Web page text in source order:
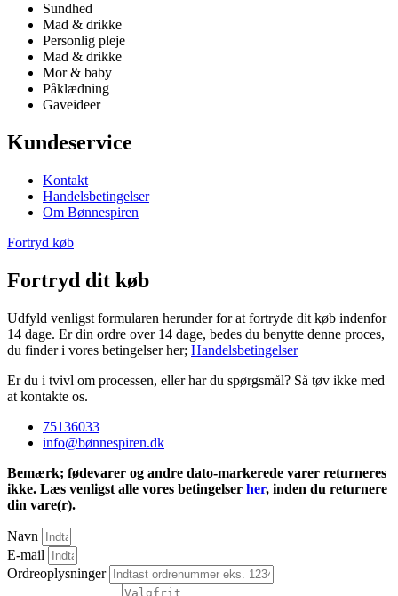
Sundhed
Mad & drikke
Personlig pleje
Mad & drikke
Mor & baby
Påklædning
Gaveideer
Kundeservice
Kontakt
Handelsbetingelser
Om Bønnespiren
Fortryd køb
Fortryd dit køb
Udfyld venligst formularen herunder for at fortryde dit køb indenfor
14 dage. Er din ordre over 14 dage, bedes du benytte denne proces,
du finder i vores betingelser her; Handelsbetingelser
Er du i tvivl om processen, eller har du spørgsmål? Så tøv ikke med
at kontakte os.
75136033
info@bønnespiren.dk
Bemærk; fødevarer og andre dato-markerede varer returneres
ikke. Læs venligst alle vores betingelser her, inden du returnere
din vare(r).
Navn
E-mail
Ordreoplysninger